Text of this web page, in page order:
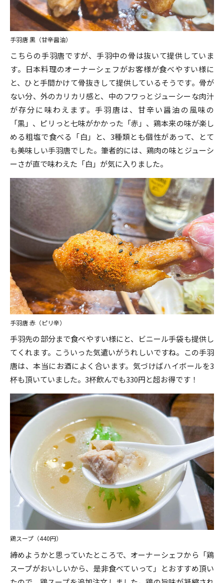
手羽唐 黒（甘辛醤油）
こちらの手羽唐ですが、手羽中の骨は抜いて提供していま
す。日本料理のオーナーシェフがお客様が食べやすい様に
と、ひと手間かけて骨抜きして提供しているそうです。骨が
ない分、外のカリカリ感と、中のフワっとジューシーな肉汁
が存分に味わえます。手羽唐は、甘辛い醤油の風味の
「黒」、ピリっと七味がかかった「赤」、鶏本来の味が楽し
める粗塩で食べる「白」と、3種類とも個性があって、とて
も美味しい手羽唐でした。筆者的には、鶏肉の味とジューシ
ーさが直で味わえた「白」が気に入りました。
手羽唐 赤（ピリ辛）
手羽先の部分まで食べやすい様にと、ビニール手袋も提供し
てくれます。こういった気遣いがうれしいですね。この手羽
唐は、本当にお酒によく合います。気づけばハイボールを3
杯も頂いていました。3杯飲んでも330円と超お得です！
鶏スープ（440円）
締めようかと思っていたところで、オーナーシェフから「鶏
スープがおいしいから、是非食べていって」とおすすめ頂い